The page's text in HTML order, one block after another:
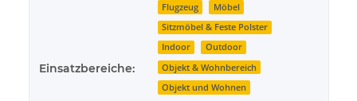
Einsatzbereiche:
Flugzeug
Möbel
Sitzmöbel & Feste Polster
Indoor
Outdoor
Objekt & Wohnbereich
Objekt und Wohnen